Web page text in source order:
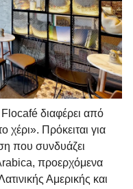
διαφέρει από
χέρι». Πρόκειται για
που συνδυάζει
προερχόμενα
Αμερικής και